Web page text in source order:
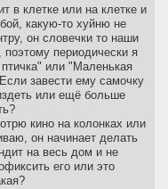
в клетке или на клетке и
какую-то хуйню не
он словечки то наши
поэтому периодически я
или "Маленькая
завести ему самочку
или ещё больше
кино на колонках или
он начинает делать
на весь дом и не
его или это